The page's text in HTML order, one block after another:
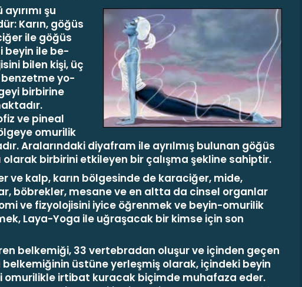
şu
Karın, göğüs
ile göğüs
beyin ile be­
bilen kişi, üç
benzetme yo­
birbirine
ve pineal
omurilik
Aralarındaki diyafram ile ayrılmış bulunan göğüs
olarak birbirini etkileyen bir çalış­ma şekline sahiptir.
ve kalp, karın bölgesinde de karaci­ğer, mide,
böb­rekler, mesaneve en altta da cinsel organlar
ve fizyolo­jisini iyice öğrenmek ve beyin-omurilik
Laya-Yoga ile uğraşacak bir kimse için son
belkemi­ği, 33 vertebradan oluşur ve içinden geçen
üstüne yerleşmiş olarak, içindeki beyin
omurilikle irtibat ku­racak biçimde muhafaza eder.